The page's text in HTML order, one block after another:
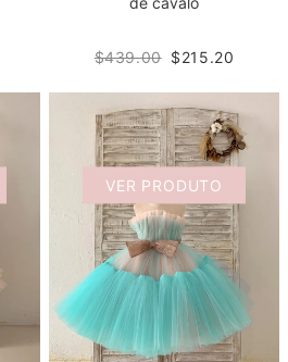
$439.00 $215.20
VER PRODUTO